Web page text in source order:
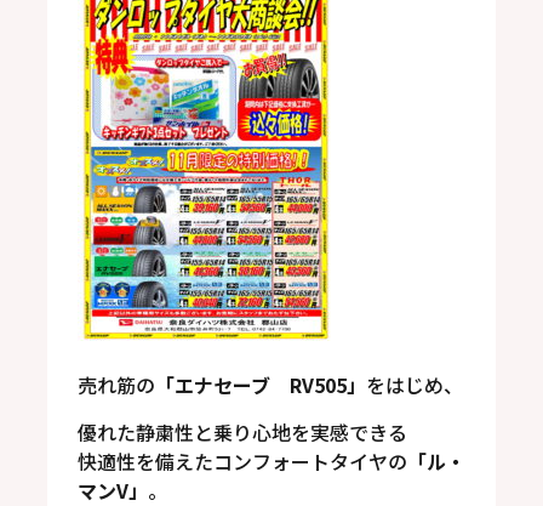
売れ筋の 「エナセーブ RV505」 をはじめ、
優れた静粛性と乗り心地を実感できる
快適性を備えたコンフォートタイヤの 「ル・
マンV」 。